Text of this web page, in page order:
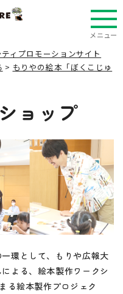
メニュー
ィプロモーションサイト
> もりやの絵本「ぼくこじゅ
ョップ
環として、もりや広報大
よる、絵本製作ワークシ
る絵本製作プロジェク